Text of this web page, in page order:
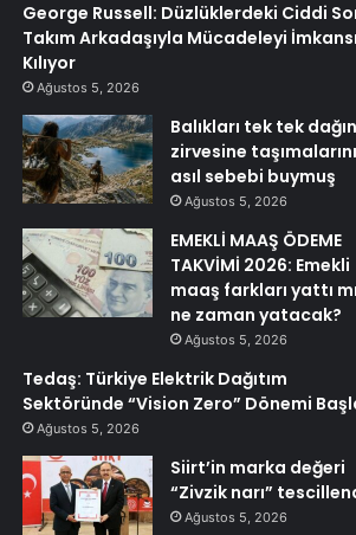
George Russell: Düzlüklerdeki Ciddi
Takım Arkadaşıyla Mücadeleyi
Kılıyor
Ağustos 5, 2026
Balıkları tek tek dağın
zirvesine
asıl sebebi buymuş
Ağustos 5, 2026
EMEKLİ MAAŞ ÖDEME
TAKVİMİ 2026: Emekli
maaş farkları yattı
ne zaman yatacak?
Ağustos 5, 2026
Tedaş: Türkiye Elektrik Dağıtım
Sektöründe “Vision Zero” Dönemi
Ağustos 5, 2026
Siirt’in marka değeri
“Zivzik narı”
Ağustos 5, 2026